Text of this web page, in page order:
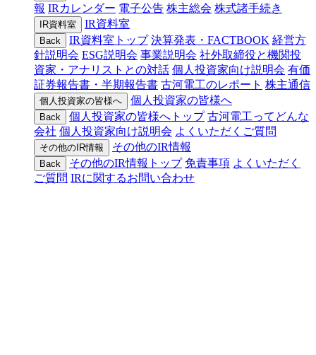
報 IRカレンダー 電子公告 株主総会 株式諸手続き
IR資料室 IR資料室
Back IR資料室トップ 決算発表・FACTBOOK 経営方
針説明会 ESG説明会 事業説明会 社外取締役と機関投
資家・アナリストとの対話 個人投資家向け説明会 有価
証券報告書・半期報告書 古河電工のレポート 株主通信
個人投資家の皆様へ 個人投資家の皆様へ
Back 個人投資家の皆様へトップ 古河電工ってどんな
会社 個人投資家向け説明会 よくいただくご質問
その他のIR情報 その他のIR情報
Back その他のIR情報トップ 免責事項 よくいただく
ご質問 IRに関するお問い合わせ